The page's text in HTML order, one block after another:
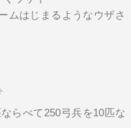
ムはじまるようなウザさ
らべて250弓兵を10匹な